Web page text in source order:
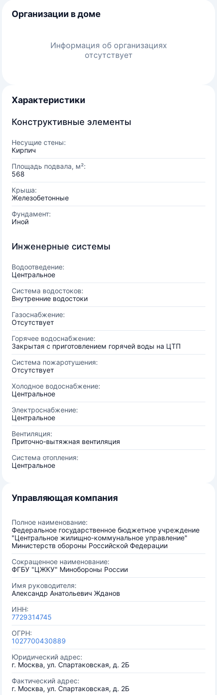
Организации в доме
Информация об организациях
отсутствует
Характеристики
Конструктивные элементы
Несущие стены:
Кирпич
Площадь подвала, м²:
568
Крыша:
Железобетонные
Фундамент:
Иной
Инженерные системы
Водоотведение:
Центральное
Система водостоков:
Внутренние водостоки
Газоснабжение:
Отсутствует
Горячее водоснабжение:
Закрытая с приготовлением горячей воды на ЦТП
Система пожаротушения:
Отсутствует
Холодное водоснабжение:
Центральное
Электроснабжение:
Центральное
Вентиляция:
Приточно-вытяжная вентиляция
Система отопления:
Центральное
Управляющая компания
Полное наименование:
Федеральное государственное бюджетное учреждение
"Центральное жилищно-коммунальное управление"
Министерств обороны Российской Федерации
Сокращенное наименование:
ФГБУ "ЦЖКУ" Минобороны России
Имя руководителя:
Александр Анатольевич Жданов
ИНН:
7729314745
ОГРН:
1027700430889
Юридический адрес:
г. Москва, ул. Спартаковская, д. 2Б
Фактический адрес:
г. Москва, ул. Спартаковская, д. 2Б